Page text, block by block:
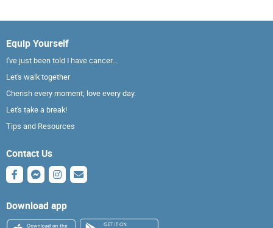
Equip Yourself
I've just been told I have cancer...
Let's walk together
Cherish every moment; love every day.
Let's take a break!
Tips and Resources
Contact Us
Download app